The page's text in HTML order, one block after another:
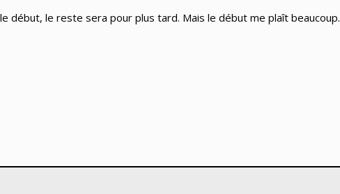
début, le reste sera pour plus tard. Mais le début me plaît beaucoup.